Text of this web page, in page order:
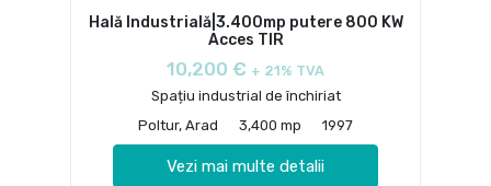
Hală Industrială|3.400mp putere 800 KW
Acces TIR
10,200 € + 21% TVA
Spațiu industrial de închiriat
Poltur, Arad
3,400 mp 1997
Vezi mai multe detalii